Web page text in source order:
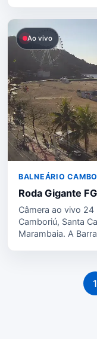
Ao vivo
BALNEÁRIO
Roda Gigante
Câmera ao vivo 24
Camboriú, Santa
Marambaia. A
1